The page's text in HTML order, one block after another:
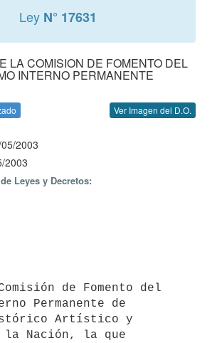
Ley N° 17631
LA COMISION DE FOMENTO DEL
INTERNO PERMANENTE
Ver Imagen del D.O.
2003
2003
Leyes y Decretos:
Permanente de
Artístico y
Nación, la que